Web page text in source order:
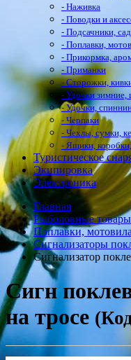
- Наживка
- Поводки и
- Подсачники,
- Поплавки,
- Прикормка,
- Приманки
- Сторожки,
- Удочки зимние,
- Удочки,
- Черпаки
- Чехлы, сумки,
- Ящики,
Туристическое
Экипировка
Электроника
Главная
Рыболовные товары
Поплавки,
Сигнализаторы
Сигнализатор
Сигн
на тросе